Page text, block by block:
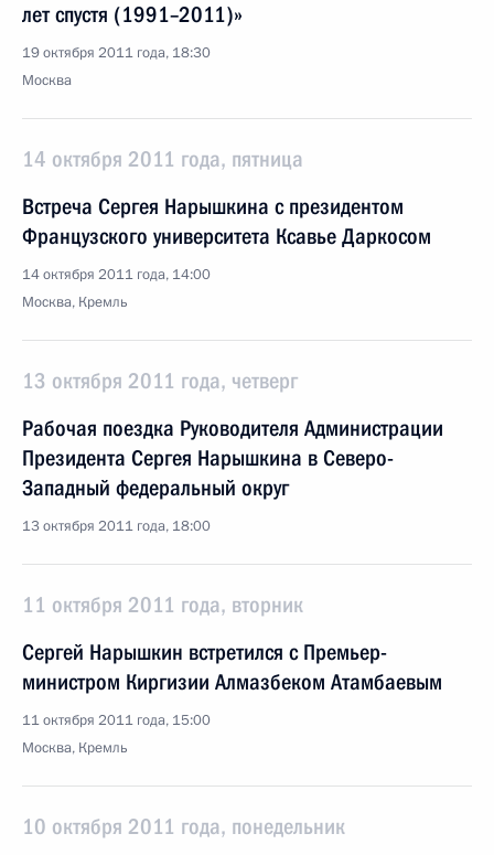
лет спустя (1991–2011)»
19 октября 2011 года, 18:30
Москва
14 октября 2011 года, пятница
Встреча Сергея Нарышкина с президентом
Французского университета Ксавье Даркосом
14 октября 2011 года, 14:00
Москва, Кремль
13 октября 2011 года, четверг
Рабочая поездка Руководителя Администрации
Президента Сергея Нарышкина в Северо-
Западный федеральный округ
13 октября 2011 года, 18:00
11 октября 2011 года, вторник
Сергей Нарышкин встретился с Премьер-
министром Киргизии Алмазбеком Атамбаевым
11 октября 2011 года, 15:00
Москва, Кремль
10 октября 2011 года, понедельник